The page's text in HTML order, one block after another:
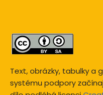
Text, obrázky, tabulky a
systému podpory